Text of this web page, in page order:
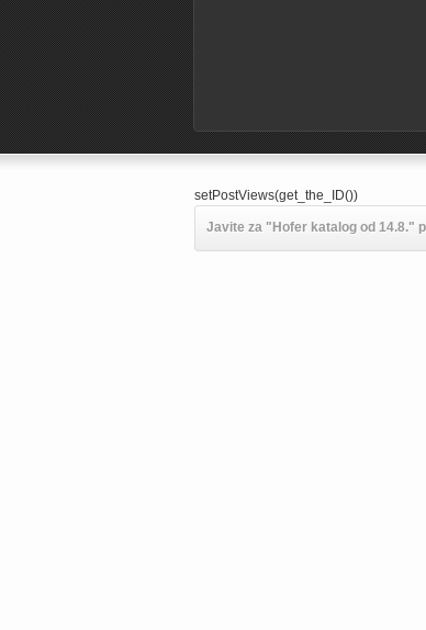
setPostViews(get_the_ID())
Javite za "Hofer katalog od 14.8."